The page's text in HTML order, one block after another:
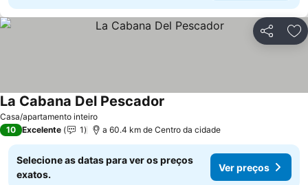
Partilhar
Casa/apartamento inteiro
La Cabana Del Pescador
10 Excelente 1 a 60.4 km de Centro da cidade
Selecione as datas para ver os preços
exatos.
Ver preços